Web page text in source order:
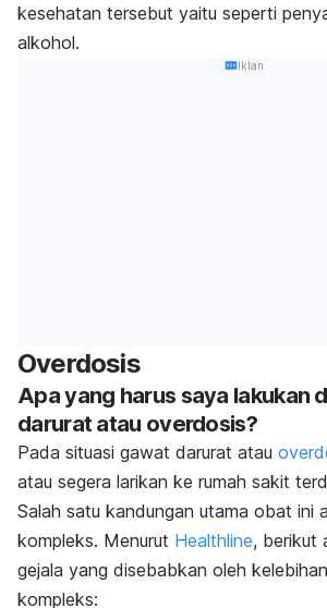
kesehatan tersebut yaitu seperti
alkohol.
Iklan
Overdosis
Apa yang harus saya lakukan
darurat atau overdosis?
Pada situasi gawat darurat atau
atau segera larikan ke rumah sakit
Salah satu kandungan utama obat ini
kompleks. Menurut Healthline, berikut
gejala yang disebabkan oleh
kompleks: